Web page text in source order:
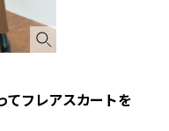
てフレアスカートを